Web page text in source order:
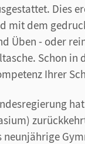
Dies
mit dem
Üben - oder
Schon in
Ihrer
neunjährige